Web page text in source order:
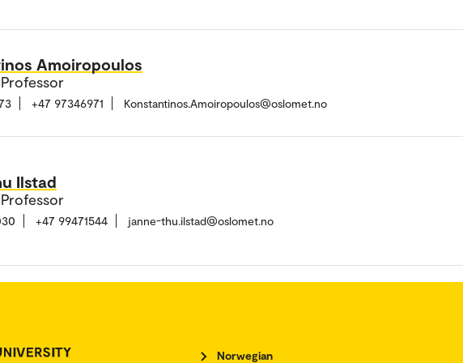
Amoiropoulos
+47 97346971 Konstantinos.Amoiropoulos@oslomet.no
Ilstad
+47 99471544 janne-thu.ilstad@oslomet.no
Norwegian